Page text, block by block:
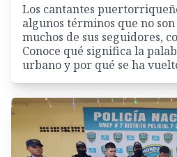
Los cantantes
algunos términos que no
muchos de sus seguidores,
Conoce qué significa la
urbano y por qué se ha